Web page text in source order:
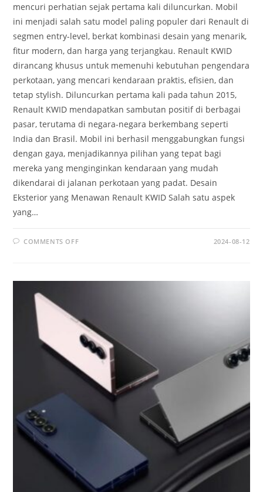
mencuri perhatian sejak pertama kali diluncurkan. Mobil
ini menjadi salah satu model paling populer dari Renault di
segmen entry-level, berkat kombinasi desain yang menarik,
fitur modern, dan harga yang terjangkau. Renault KWID
dirancang khusus untuk memenuhi kebutuhan pengendara
perkotaan, yang mencari kendaraan praktis, efisien, dan
tetap stylish. Diluncurkan pertama kali pada tahun 2015,
Renault KWID mendapatkan sambutan positif di berbagai
pasar, terutama di negara-negara berkembang seperti
India dan Brasil. Mobil ini berhasil menggabungkan fungsi
dengan gaya, menjadikannya pilihan yang tepat bagi
mereka yang menginginkan kendaraan yang mudah
dikendarai di jalanan perkotaan yang padat. Desain
Eksterior yang Menawan Renault KWID Salah satu aspek
yang…
COMMENTS OFFON
YANG
2024-08-12